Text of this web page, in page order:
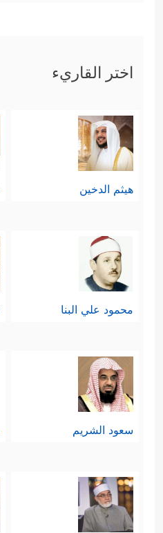
اختر القاريء
هيثم الدخين
محمود علي البنا
سعود الشريم